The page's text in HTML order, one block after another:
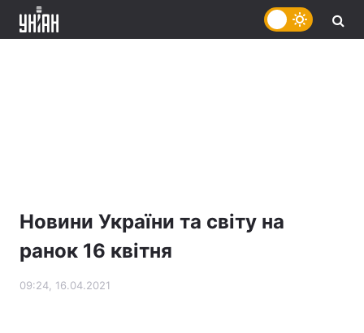
Новини України та світу на
ранок 16 квітня
09:24, 16.04.2021